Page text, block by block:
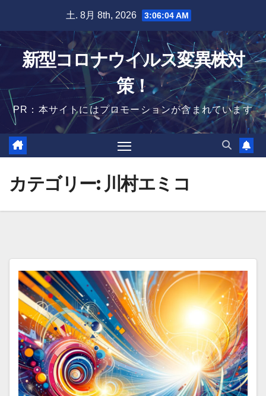
content
土. 8月 8th, 2026 3:06:05 AM
新型コロナウイルス変異株対
策！
PR：本サイトにはプロモーションが含まれています
カテゴリー: 川村エミコ